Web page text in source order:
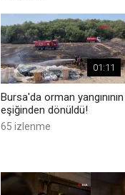
01:11
Bursa'da orman yangınının
eşiğinden dönüldü!
65 izlenme